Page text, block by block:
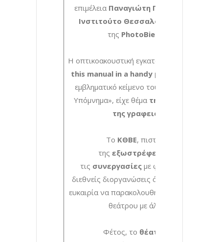
επιμέλεια Παναγιώτη Παππά
Ινστιτούτο Θεσσαλονίκης
της PhotoBiennale 2023.
Η οπτικοακουστική εγκατάσταση με τίτλο
this manual in a handy place»
εμβληματικό κείμενο του Βάτσλαβ Χάβελ
Υπόμνημα», είχε θέμα τη χαοτική
της γραφειοκρατίας.
Το ΚΘΒΕ, πιστό στη λογική
της εξωστρέφειας
τις συνεργασίεςμε φορείς της πόλης
διεθνείς διοργανώσεις όπου το κοινό
ευκαιρία να παρακολουθήσει τη…
θεάτρου με άλλες τέχνες.
Φέτος, το θέατρο